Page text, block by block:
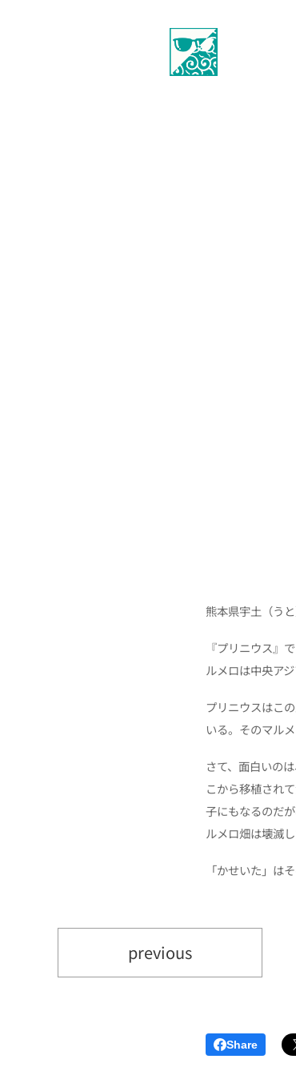
熊本県宇土（う
『プリニウス』
ルメロは中央ア
プリニウスはこ
いる。そのマル
さて、面白いの
こから移植され
子にもなるのだ
ルメロ畑は壊滅
「かせいた」は
previous
Share